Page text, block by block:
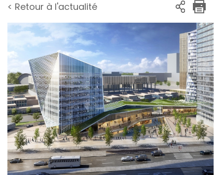
< Retour à l'actualité